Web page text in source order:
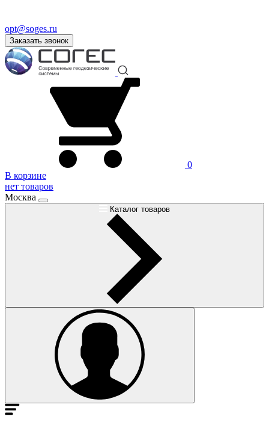
opt@soges.ru
Заказать звонок
0
В корзине
нет товаров
Москва
Каталог товаров